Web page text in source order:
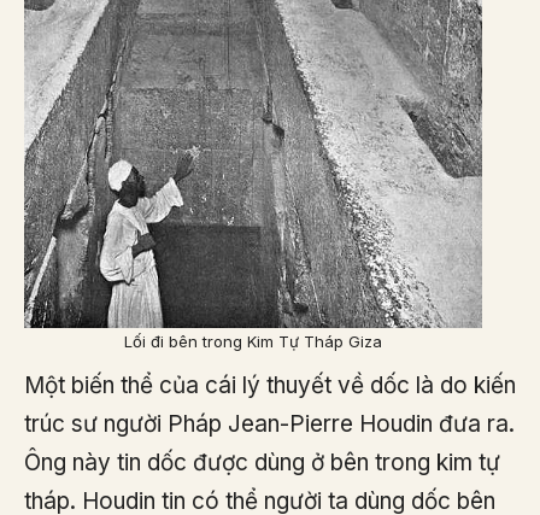
Lối đi bên trong Kim Tự Tháp Giza
Một biến thể của cái lý thuyết về dốc là do kiến
trúc sư người Pháp Jean-Pierre Houdin đưa ra.
Ông này tin dốc được dùng ở bên trong kim tự
tháp. Houdin tin có thể người ta dùng dốc bên